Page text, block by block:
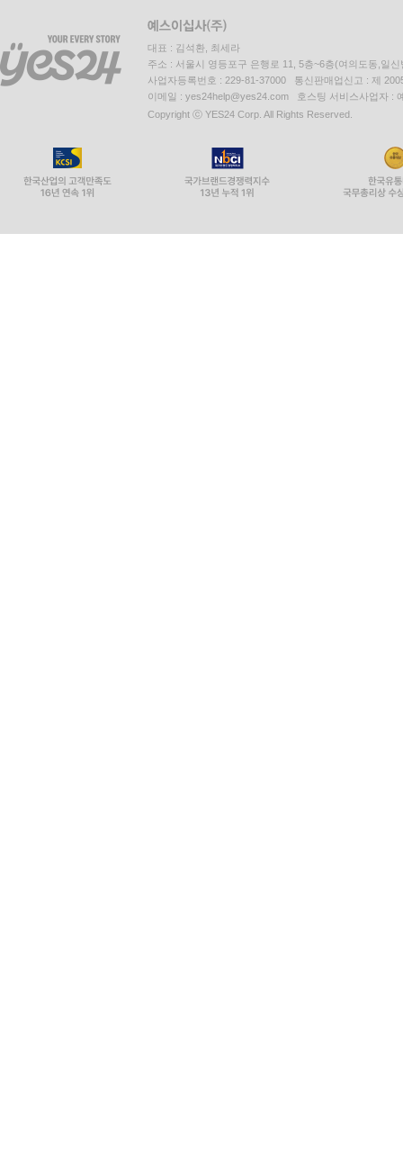
대표 : 김석환, 최세라
주소 : 서울시 영등포구 은행로 11, 5층~6층(여의도동,일신
사업자등록번호 : 229-81-37000 통신판매업신고 : 제
이메일 : yes24help@yes24.com 호스팅 서비스사업자 :
Copyright ⓒ YES24 Corp. All Rights Reserved.